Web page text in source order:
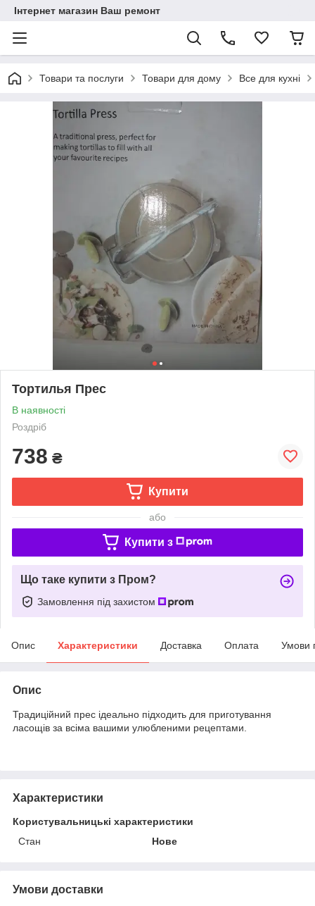
Інтернет магазин Ваш ремонт
Товари та послуги Товари для дому Все для кухні
Тортилья Прес
В наявності
Роздріб
738 ₴
Купити
або
Купити з
Що таке купити з Пром?
Замовлення під захистом
Опис Характеристики Доставка Оплата Умови
Опис
Традиційний прес ідеально підходить для приготування
ласощів за всіма вашими улюбленими рецептами.
Характеристики
Користувальницькі характеристики
Стан
Нове
Умови доставки